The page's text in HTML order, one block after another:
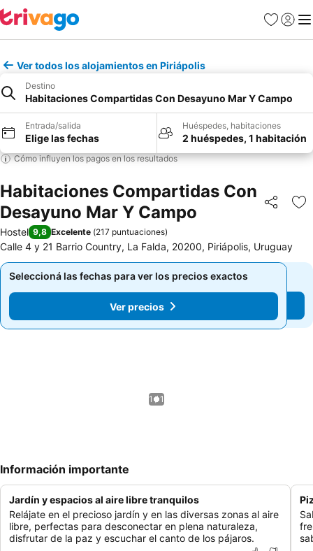
Favoritos
Iniciar
Ver todos los alojamientos en Piriápolis
Destino
Habitaciones Compartidas Con Desayuno Mar Y Campo
Entrada/salida
Elige las fechas
Huéspedes, habitaciones
2 huéspedes, 1 habitación
Cómo influyen los pagos en los resultados
Habitaciones Compartidas Con
Desayuno Mar Y Campo
Compartir
Hostel 9,8 Excelente (217 puntuaciones)
Calle 4 y 21 Barrio Country, La Falda, 20200, Piriápolis, Uruguay
Seleccioná las fechas para ver los precios exactos
Ver precios
Seleccioná las fechas para ver los precios exactos
Ver precios
1 / 1
Información importante
Jardín y espacios al aire libre tranquilos
Relájate en el precioso jardín y en las diversas zonas al aire
libre, perfectas para desconectar en plena naturaleza,
disfrutar de la paz y escuchar el canto de los pájaros.